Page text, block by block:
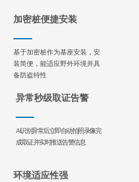
加密桩便捷安装
基于加密桩作为基座安装，安
装简便，能适应野外环境并具
备防盗特性
异常秒级取证告警
AI识别异常后立即自动拍照录像完
成取证并实时推送告警信息
环境适应性强